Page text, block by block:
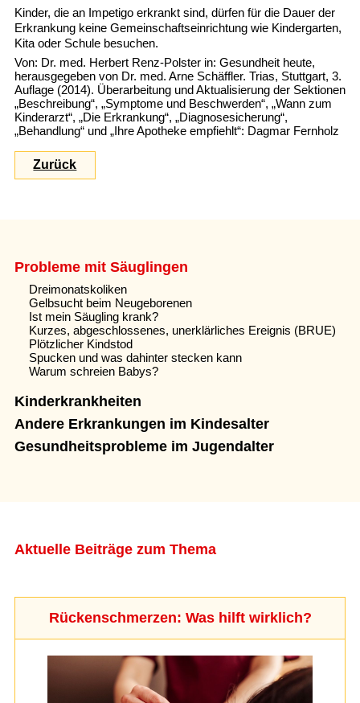
Kinder, die an Impetigo erkrankt sind, dürfen für die Dauer der
Erkrankung keine Gemeinschaftseinrichtung wie Kindergarten,
Kita oder Schule besuchen.
Von: Dr. med. Herbert Renz-Polster in: Gesundheit heute,
herausgegeben von Dr. med. Arne Schäffler. Trias, Stuttgart, 3.
Auflage (2014). Überarbeitung und Aktualisierung der Sektionen
„Beschreibung“, „Symptome und Beschwerden“, „Wann zum
Kinderarzt“, „Die Erkrankung“, „Diagnosesicherung“,
„Behandlung“ und „Ihre Apotheke empfiehlt“: Dagmar Fernholz
Zurück
Probleme mit Säuglingen
Dreimonatskoliken
Gelbsucht beim Neugeborenen
Ist mein Säugling krank?
Kurzes, abgeschlossenes, unerklärliches Ereignis (BRUE)
Plötzlicher Kindstod
Spucken und was dahinter stecken kann
Warum schreien Babys?
Kinderkrankheiten
Andere Erkrankungen im Kindesalter
Gesundheitsprobleme im Jugendalter
Aktuelle Beiträge zum Thema
Rückenschmerzen: Was hilft wirklich?